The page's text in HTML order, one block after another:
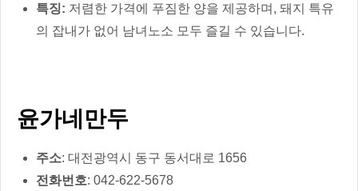
특징: 저렴한 가격에 푸짐한 양을 제공하며, 돼지 특유
의 잡내가 없어 남녀노소 모두 즐길 수 있습니다.
윤가네만두
주소: 대전광역시 동구 동서대로 1656
전화번호: 042-622-5678